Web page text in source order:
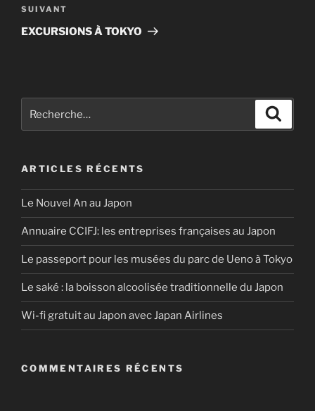
de
l’article
Article
suivant
SUIVANT
EXCURSIONS À TOKYO
pour
ARTICLES RÉCENTS
Le Nouvel An au Japon
Annuaire CCIFJ: les entreprises françaises au Japon
Le passeport pour les musées du parc de Ueno à Tokyo
Le saké : la boisson alcoolisée traditionnelle du Japon
Wi-fi gratuit au Japon avec Japan Airlines
COMMENTAIRES RÉCENTS